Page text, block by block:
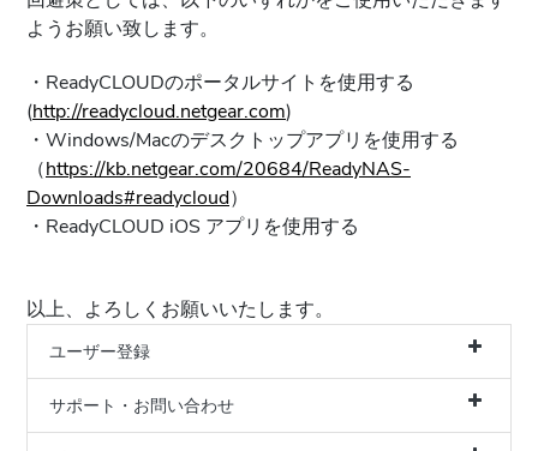
ようお願い致します。
・ReadyCLOUDのポータルサイトを使用する
(http://readycloud.netgear.com)
・Windows/Macのデスクトップアプリを使用する
（https://kb.netgear.com/20684/ReadyNAS-
Downloads#readycloud）
・ReadyCLOUD iOS アプリを使用する
以上、よろしくお願いいたします。
ユーザー登録
サポート・お問い合わせ